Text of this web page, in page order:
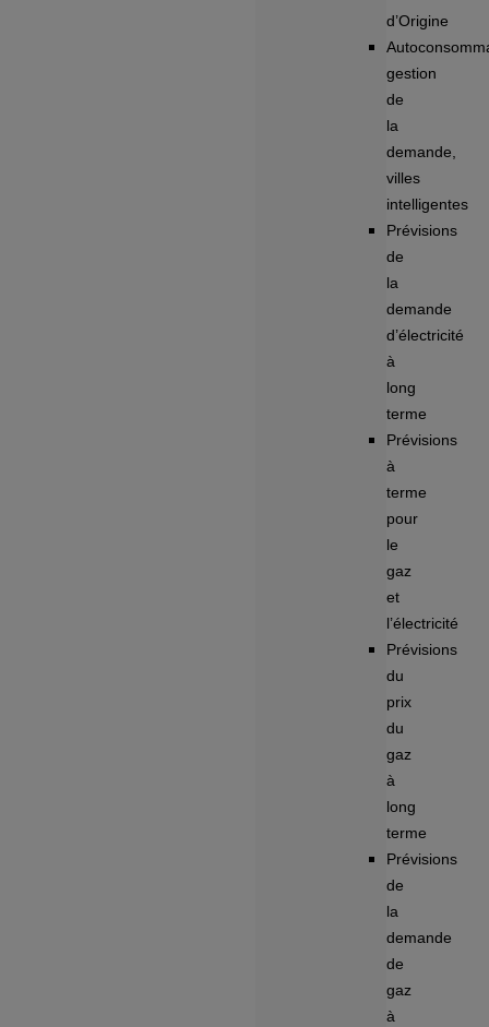
d’Origine
gestion
de
la
demande,
villes
intelligentes
Prévisions
de
la
demande
d’électricité
à
long
terme
Prévisions
à
terme
pour
le
gaz
et
l’électricité
Prévisions
du
prix
du
gaz
à
long
terme
Prévisions
de
la
demande
de
gaz
à